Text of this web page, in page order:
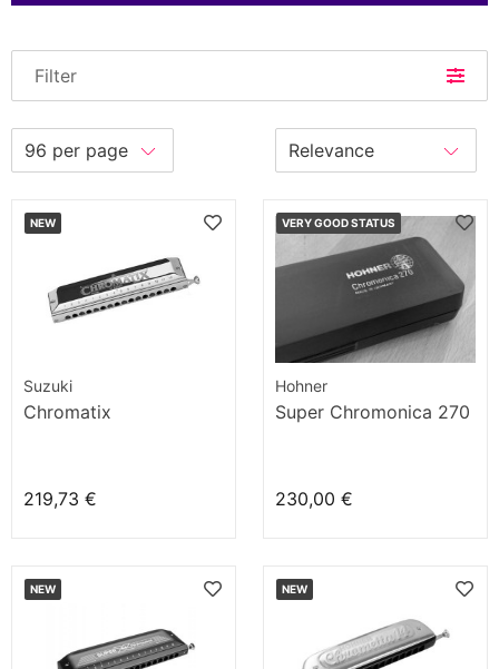
Filter
NEW
Suzuki
Chromatix
219,73 €
VERY GOOD STATUS
Hohner
Super Chromonica 270
230,00 €
NEW NEW